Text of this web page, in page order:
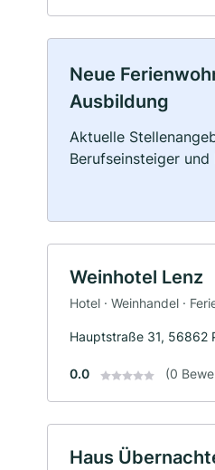
Neue
Ausbildung
Aktuelle
Berufseinsteiger
Weinhotel Lenz
Hotel · Weinhandel ·
Hauptstraße 31, 56862
0.0 (0
Haus